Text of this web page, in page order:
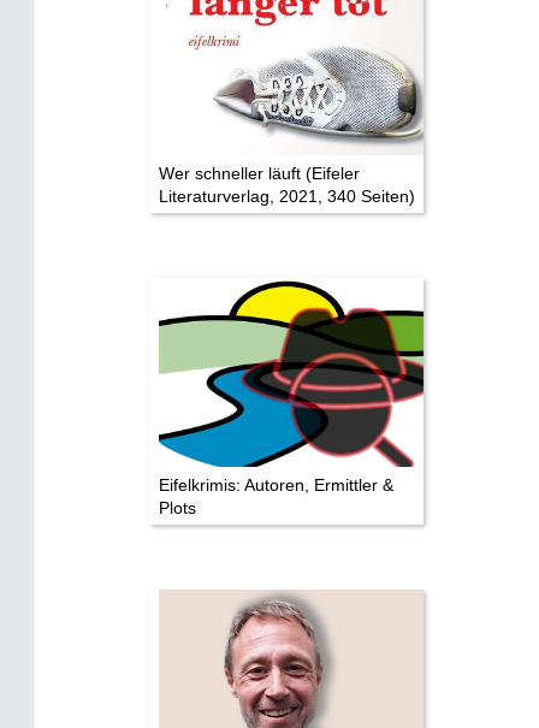
Eifelkarte:
Drehorte & Tatorte
Eifelkrimi: Keine Gutenachtgeschichte
Die Autoren
TV & Kino
Die Stars:
Wer hat wo gedreht?
Impressum
Datenschutz
Wer schneller läuft (Eifeler
Literaturverlag, 2021, 340 Seiten)
Eifelkrimis: Autoren, Ermittler &
Plots